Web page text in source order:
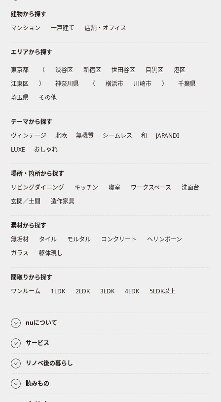
建物から探す
マンション
一戸建て 店舗・オフィス
エリアから探す
東京都 （ 渋谷区 新宿区 世田谷区 目黒区
港区
江東区
） 神奈川県 （ 横浜市 川崎市 ）
千葉県
埼玉県
その他
テーマから探す
ヴィンテージ
北欧 無機質 シームレス 和
JAPANDI
LUXE
おしゃれ
場所・箇所から探す
リビングダイニング
キッチン 寝室 ワークスペース
洗面台
玄関／土間
造作家具
素材から探す
無垢材
タイル モルタル コンクリート
ヘリンボーン
ガラス
躯体現し
間取りから探す
ワンルーム
1LDK 2LDK 3LDK 4LDK 5LDK以上
nuについて
サービス
リノベ後の暮らし
読みもの